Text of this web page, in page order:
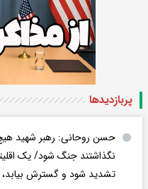
پربازدید‌ها
حسن روحانی: رهبر شهید
نگذاشتند جنگ شود/ یک
تشدید شود و گسترش بیابد،